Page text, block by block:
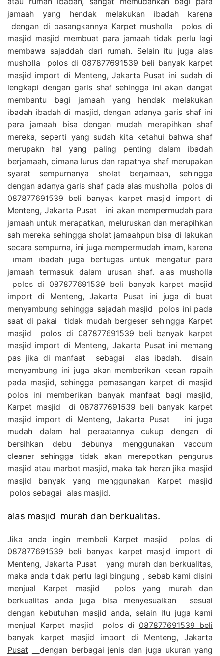
jamaah yang hendak melakukan ibadah karena
dengan di pasangkannya Karpet musholla polos di
masjid masjid membuat para jamaah tidak perlu lagi
membawa sajaddah dari rumah. Selain itu juga alas
musholla polos di 087877691539 beli banyak karpet
masjid import di Menteng, Jakarta Pusat ini sudah di
lengkapi dengan garis shaf sehingga ini akan dangat
membantu bagi jamaah yang hendak melakukan
ibadah ibadah di masjid, dengan adanya garis shaf ini
para jamaah bisa dengan mudah merapihkan shaf
mereka, seperti yang sudah kita ketahui bahwa shaf
merupakn hal yang paling penting dalam ibadah
berjamaah, dimana lurus dan rapatnya shaf merupakan
syarat sempurnanya sholat berjamaah, sehingga
dengan adanya garis shaf pada alas musholla polos di
087877691539 beli banyak karpet masjid import di
Menteng, Jakarta Pusat ini akan mempermudah para
jamaah untuk merapatkan, meluruskan dan merapihkan
sah mereka sehingga sholat jamaahpun bisa di lakukan
secara sempurna, ini juga mempermudah imam, karena
imam ibadah juga bertugas untuk mengatur para
jamaah termasuk dalam urusan shaf. alas musholla
polos di 087877691539 beli banyak karpet masjid
import di Menteng, Jakarta Pusat ini juga di buat
menyambung sehingga sajadah masjid polos ini pada
saat di pakai tidak mudah bergeser sehingga Karpet
masjid polos di 087877691539 beli banyak karpet
masjid import di Menteng, Jakarta Pusat ini memang
pas jika di manfaat sebagai alas ibadah. disain
menyambung ini juga akan memberikan kesan rapaih
pada masjid, sehingga pemasangan karpet di masjid
polos ini memberikan banyak manfaat bagi masjid,
Karpet masjid di 087877691539 beli banyak karpet
masjid import di Menteng, Jakarta Pusat ini juga
mudah dalam hal peraatannya cukup dengan di
bersihkan debu debunya menggunakan vaccum
cleaner sehingga tidak akan merepotkan pengurus
masjid atau marbot masjid, maka tak heran jika masjid
masjid banyak yang menggunakan Karpet masjid
polos sebagai alas masjid.
alas masjid murah dan berkualitas.
Jika anda ingin membeli Karpet masjid polos di
087877691539 beli banyak karpet masjid import di
Menteng, Jakarta Pusat yang murah dan berkualitas,
maka anda tidak perlu lagi bingung , sebab kami disini
menjual Karpet masjid polos yang murah dan
berkualitas anda juga bisa menyesuaikan sesuai
dengan kebutuhan masjid anda, selain itu juga kami
menjual Karpet masjid polos di 087877691539 beli
banyak karpet masjid import di Menteng, Jakarta
Pusat
dengan berbagai jenis dan juga ukuran yang